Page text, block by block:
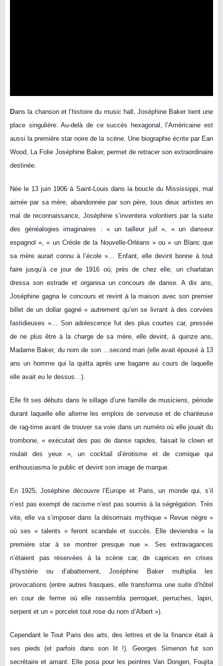
Dans la chanson et l’histoire du music hall, Joséphine Baker tient une
place singulière. Au-delà de ce succès hexagonal, l’Américaine est
aussi la première star noire de la scène. Une biographie écrite par Ean
Wood, La Folie Joséphine Baker, permet de retracer son extraordinaire
destinée.
Née le 13 juin 1906 à Saint-Louis dans la boucle du Mississippi, mal
aimée par sa mère, abandonnée par son père, tous deux artistes en
mal de reconnaissance, Joséphine s’inventera volontiers par la suite
des généalogies imaginaires : « un tailleur juif », « un danseur
espagnol », « un Créole de la Nouvelle-Orléans » ou « un Blanc que
sa mère aurait connu à l’école »… Enfant, elle devint bonne à tout
faire jusqu’à ce jour de 1916 où, près de chez elle, un charlatan
dressa son estrade et organisa un concours de danse. A dix ans,
Joséphine gagna le concours et revint à la maison avec son premier
billet de un dollar gagné « autrement qu’en se livrant à des corvées
fastidieuses »… Son adolescence fut des plus courtes car, pressée
de ne plus être à la charge de sa mère, elle devint, à quinze ans,
Madame Baker, du nom de son …second mari (elle avait épousé à 13
ans un homme qui la quitta après une bagarre au cours de laquelle
elle avait eu le dessus…).
Elle fit ses débuts dans le sillage d’une famille de musiciens, période
durant laquelle elle alterne les emplois de serveuse et de chanteuse
de rag-time avant de trouver sa voie dans un numéro où elle jouait du
trombone, « exécutait des pas de danse rapides, faisait le clown et
roulait des yeux », un cocktail d’érotisme et de comique qui
enthousiasma le public et devint son image de marque.
En 1925, Joséphine découvre l’Europe et Paris, un monde qui, s’il
n’est pas exempt de racisme n’est pas soumis à la ségrégation. Très
vite, elle va s’imposer dans la désormais mythique « Revue nègre »
où ses « talents » feront scandale et succès. Elle deviendra « la
première star à se montrer presque nue ». Ses extravagances
n’étaient pas réservées à la scène car, de caprices en crises
d’hystérie ou d’abattement, Joséphine Baker multiplia les
provocations (entre autres frasques, elle transforma une suite d’hôtel
en cour de ferme où elle rassembla perroquet, perruches, lapin,
serpent et un « porcelet tout rose du nom d’Albert »).
Cependant le Tout Paris des arts, des lettres et de la finance était à
ses pieds (et parfois dans son lit !). Georges Simenon fut son
secrétaire et amant. Elle posa pour les peintres Van Dongen, Foujita